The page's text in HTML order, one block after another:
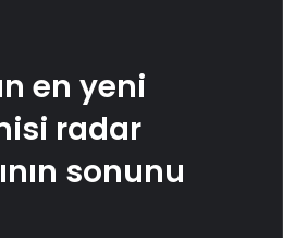
en yeni
radar
sonunu